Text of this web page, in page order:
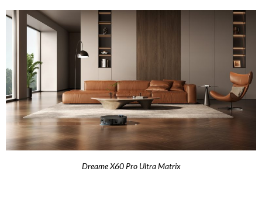
Dreame X60 Pro Ultra Matrix